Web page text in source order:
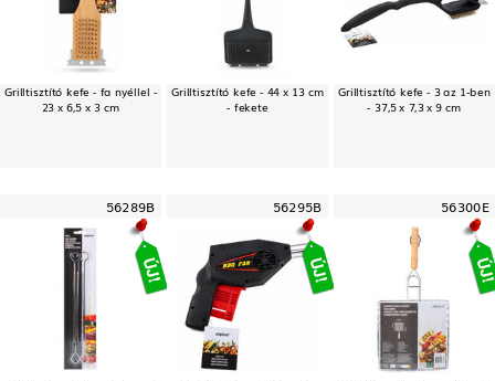
Grilltisztító kefe - fa nyéllel -
23 x 6,5 x 3 cm
Grilltisztító kefe - 44 x 13 cm
- fekete
Grilltisztító kefe - 3 az 1-ben
- 37,5 x 7,3 x 9 cm
56289B 56295B 56300E